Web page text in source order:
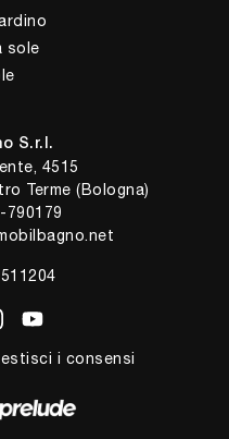
sole
S.r.l.
4515
Terme (Bologna)
790179
i consensi